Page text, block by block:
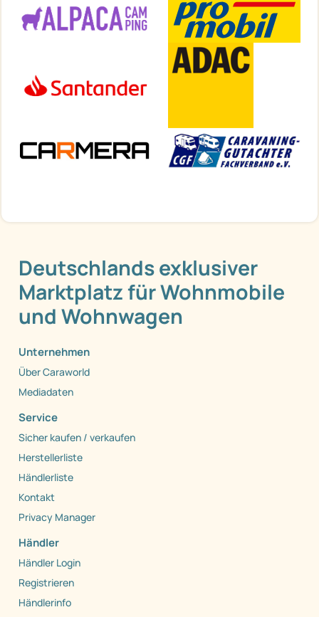
Deutschlands exklusiver
Marktplatz für Wohnmobile
und Wohnwagen
Unternehmen
Über Caraworld
Mediadaten
Service
Sicher kaufen / verkaufen
Herstellerliste
Händlerliste
Kontakt
Privacy Manager
Händler
Händler Login
Registrieren
Händlerinfo